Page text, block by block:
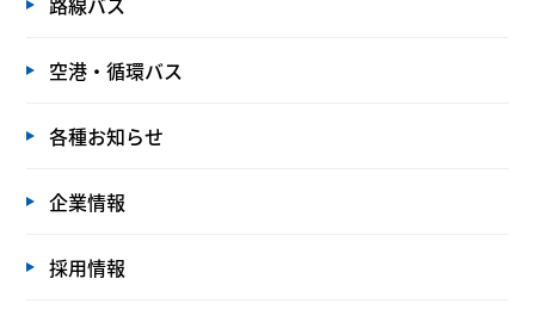
空港・循環バス
各種お知らせ
企業情報
採用情報